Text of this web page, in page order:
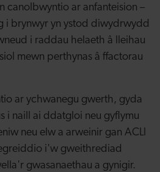
canolbwyntio ar anfanteision –
i brynwyr yn ystod diwydrwydd
i raddau helaeth â lleihau
mewn perthynas â ffactorau
ar ychwanegu gwerth, gyda
i naill ai ddatgloi neu gyflymu
neu elw a arweinir gan ACLl
i'w gweithrediad
gwasanaethau a gynigir.